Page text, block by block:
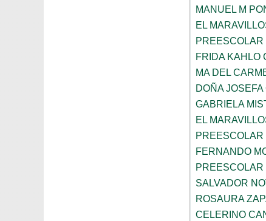
MANUEL M
EL
FRIDA KAHLO
MA DEL
DOÑA
GABRIELA
EL
FERNANDO
SALVADOR
ROSAURA
CELERINO